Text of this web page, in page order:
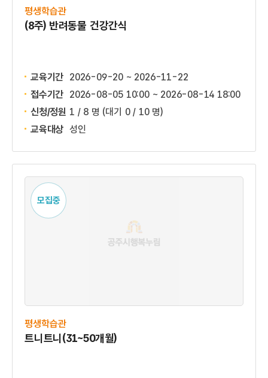
평생학습관
(8주) 반려동물 건강간식
교육기간 2026-09-20 ~ 2026-11-22
접수기간 2026-08-05 10:00 ~ 2026-08-14 18:00
신청/정원 1 / 8 명 (대기 0 / 10 명)
교육대상 성인
모집중
평생학습관
트니트니(31~50개월)